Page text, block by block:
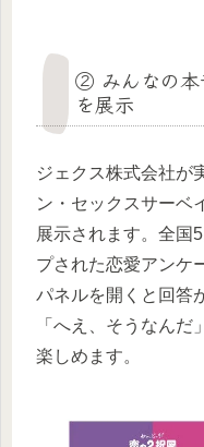
② みんなの本
を展示
ジェクス株式会社が
ン・セックスサーベ
展示されます。全国
プされた恋愛アンケ
パネルを開くと回答
「へえ、そうなん
楽しめます。